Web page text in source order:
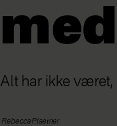
Alt har ikke været,
RebeccaPlaetner